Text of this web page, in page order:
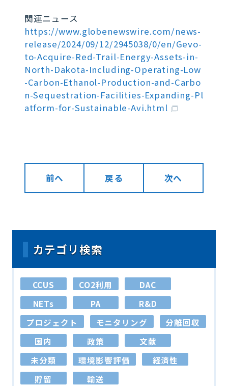
関連ニュース
https://www.globenewswire.com/news-
release/2024/09/12/2945038/0/en/Gevo-
to-Acquire-Red-Trail-Energy-Assets-in-
North-Dakota-Including-Operating-Low
-Carbon-Ethanol-Production-and-Carbo
n-Sequestration-Facilities-Expanding-Pl
atform-for-Sustainable-Avi.html
前へ 戻る 次へ
カテゴリ検索
CCUS CO2利用
DAC
NETs
PA
R&D
プロジェクト
モニタリング
分離回収
国内
政策
文献
未分類
環境影響評価
経済性
貯留
輸送